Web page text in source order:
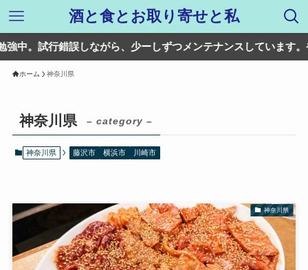
酒と食とお取り寄せと私
錯誤しながら、少ーしずつメンテナンスしています。やりたい
ホーム 神奈川県
神奈川県 – category –
神奈川県 藤沢市 横浜市 川崎市
神奈川県